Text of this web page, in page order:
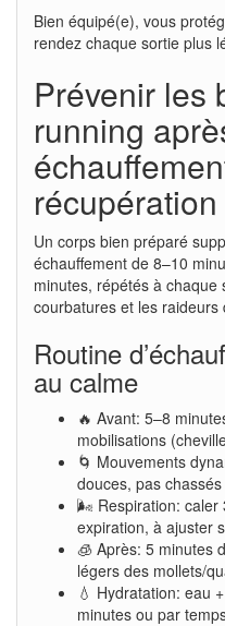
Bien équipé(e), vous
rendez chaque sortie plus
Prévenir les
running
récupération
Un corps bien préparé
échauffement de 8–10
minutes, répétés à
courbatures et les raideurs
Routine
au calme
🔥 Avant: 5–8
mobilisations
🌀 Mouvements
douces, pas
🌬️ Respiration: caler
expiration, à ajuster
🧊 Après: 5 minutes
légers des mollets/
💧 Hydratation: eau
minutes ou par